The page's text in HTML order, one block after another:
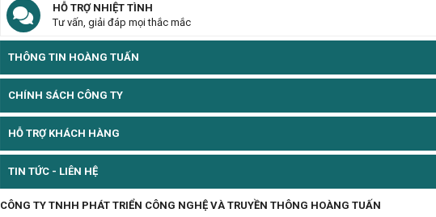
HỖ TRỢ NHIỆT TÌNH
Tư vấn, giải đáp mọi thắc mắc
THÔNG TIN HOÀNG TUẤN
CHÍNH SÁCH CÔNG TY
HỖ TRỢ KHÁCH HÀNG
TIN TỨC - LIÊN HỆ
CÔNG TY TNHH PHÁT TRIỂN CÔNG NGHỆ VÀ TRUYỀN THÔNG HOÀNG TUẤN